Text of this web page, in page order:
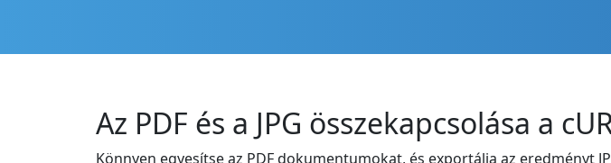
Az PDF és a JPG összekapcsolása a
Könnyen egyesítse az PDF dokumentumokat, és exportálja az eredményt